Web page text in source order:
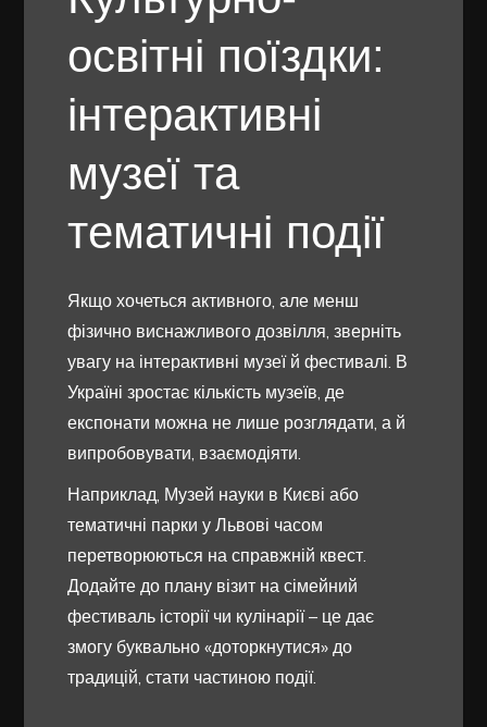
освітні поїздки:
інтерактивні
музеї та
тематичні події
Якщо хочеться активного, але менш
фізично виснажливого дозвілля, зверніть
увагу на інтерактивні музеї й фестивалі. В
Україні зростає кількість музеїв, де
експонати можна не лише розглядати, а й
випробовувати, взаємодіяти.
Наприклад, Музей науки в Києві або
тематичні парки у Львові часом
перетворюються на справжній квест.
Додайте до плану візит на сімейний
фестиваль історії чи кулінарії – це дає
змогу буквально «доторкнутися» до
традицій, стати частиною події.